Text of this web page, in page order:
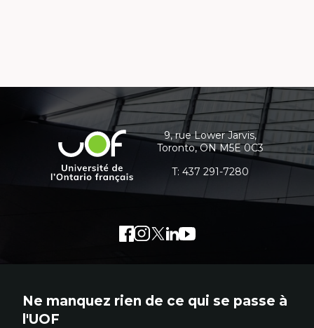
informations
supplémentaires
Université
l'Ontario
9, rue Lower Jarvis,
Toronto, ON M5E 0C3
T: 437 291-7280
Facebook
Lien
Cet
Instagram
Lien
Cet
Twitter
Lien
Cet
LinkedIn
Lien
Cet
Youtube
Lien
Cet
Ne manquez rien de ce qui se passe à
l'UOF